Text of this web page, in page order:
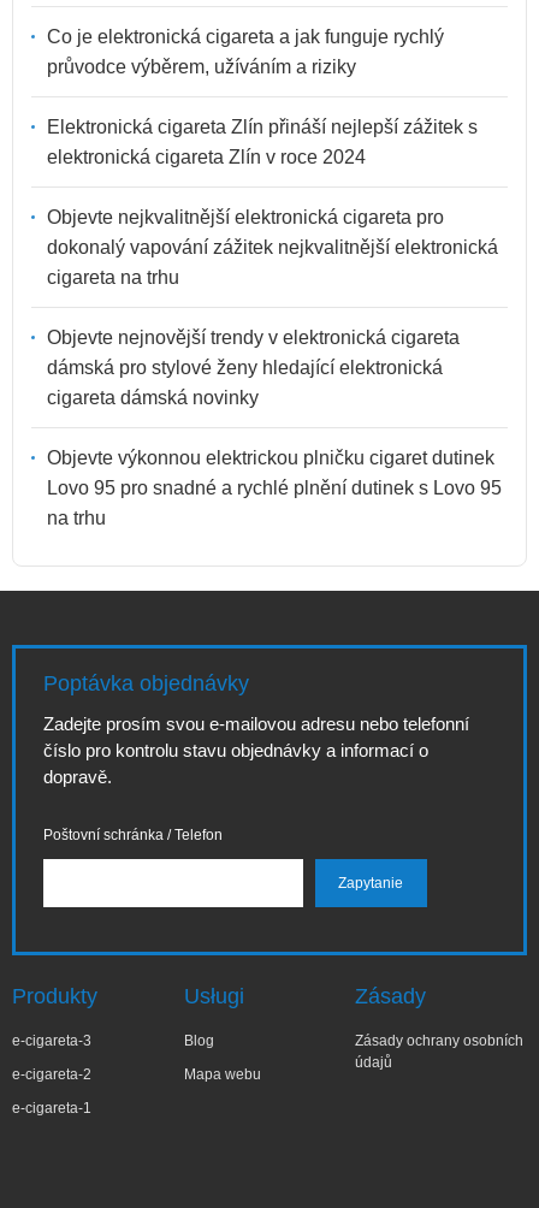
Co je elektronická cigareta a jak funguje rychlý
průvodce výběrem, užíváním a riziky
Elektronická cigareta Zlín přináší nejlepší zážitek s
elektronická cigareta Zlín v roce 2024
Objevte nejkvalitnější elektronická cigareta pro
dokonalý vapování zážitek nejkvalitnější elektronická
cigareta na trhu
Objevte nejnovější trendy v elektronická cigareta
dámská pro stylové ženy hledající elektronická
cigareta dámská novinky
Objevte výkonnou elektrickou plničku cigaret dutinek
Lovo 95 pro snadné a rychlé plnění dutinek s Lovo 95
na trhu
Poptávka objednávky
Zadejte prosím svou e-mailovou adresu nebo telefonní
číslo pro kontrolu stavu objednávky a informací o
dopravě.
Poštovní schránka / Telefon
Produkty
e-cigareta-3
e-cigareta-2
e-cigareta-1
Usługi
Blog
Mapa webu
Zásady
Zásady ochrany osobních
údajů